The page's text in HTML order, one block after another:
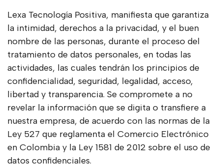
Lexa Tecnología Positiva, manifiesta que garantiza
la intimidad, derechos a la privacidad, y el buen
nombre de las personas, durante el proceso del
tratamiento de datos personales, en todas las
actividades, las cuales tendrán los principios de
confidencialidad, seguridad, legalidad, acceso,
libertad y transparencia. Se compromete a no
revelar la información que se digita o transfiere a
nuestra empresa, de acuerdo con las normas de la
Ley 527 que reglamenta el Comercio Electrónico
en Colombia y la Ley 1581 de 2012 sobre el uso de
datos confidenciales.